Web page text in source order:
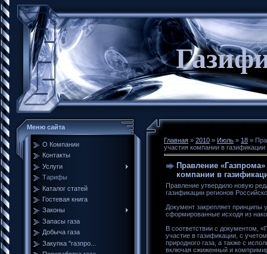
Меню сайта
О Компании
Контакты
Услуги
Тарифы
Каталог статей
Гостевая книга
Законы
Запасы газа
Добыча газа
Закупка "газпро...
Главная » 2010 » Июль » 18 »
участия компании в
Правление
компании в
Правление утвердило новую
газификации регионов
Документ закрепляет принципы
сформированные исходя из
В соответствии с документом,
участие в газификации, с
природного газа, а также с
включая сжиженный и